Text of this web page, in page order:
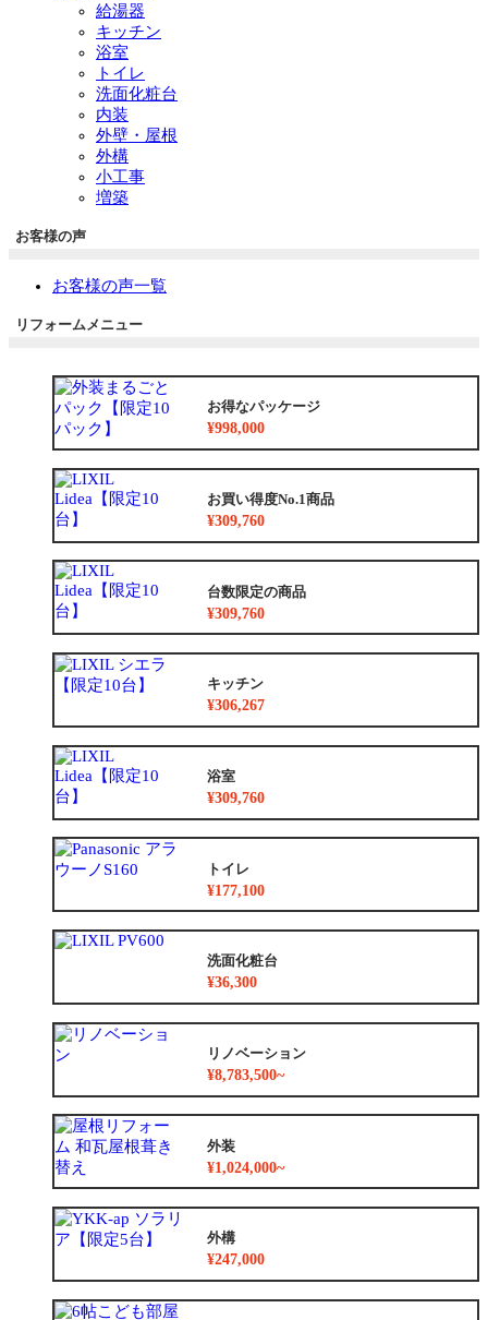
給湯器
キッチン
浴室
トイレ
洗面化粧台
内装
外壁・屋根
外構
小工事
増築
お客様の声
お客様の声一覧
リフォームメニュー
お得なパッケージ
¥998,000
お買い得度No.1商品
¥309,760
台数限定の商品
¥309,760
キッチン
¥306,267
浴室
¥309,760
トイレ
¥177,100
洗面化粧台
¥36,300
リノベーション
¥8,783,500~
外装
¥1,024,000~
外構
¥247,000